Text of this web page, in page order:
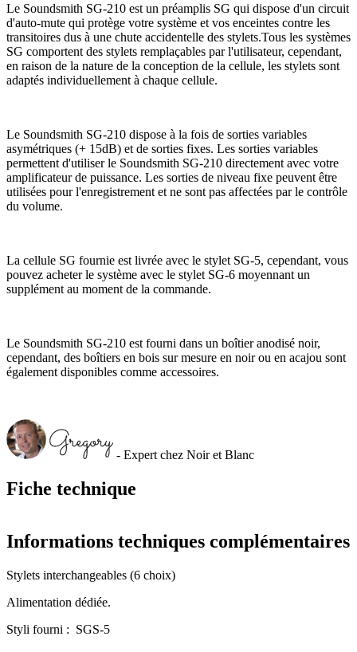
Fiche technique
Informations techniques complémentaires
Stylets interchangeables (6 choix)
Alimentation dédiée.
Styli fourni : SGS-5
Le Soundsmith SG-210 est un préamplis SG qui dispose d'un circuit
d'auto-mute qui protège votre système et vos enceintes contre les
transitoires dus à une chute accidentelle des stylets.Tous les systèmes
SG comportent des stylets remplaçables par l'utilisateur, cependant,
en raison de la nature de la conception de la cellule, les stylets sont
adaptés individuellement à chaque cellule.
Le Soundsmith SG-210 dispose à la fois de sorties variables
asymétriques (+ 15dB) et de sorties fixes. Les sorties variables
permettent d'utiliser le Soundsmith SG-210 directement avec votre
amplificateur de puissance. Les sorties de niveau fixe peuvent être
utilisées pour l'enregistrement et ne sont pas affectées par le contrôle
du volume.
La cellule SG fournie est livrée avec le stylet SG-5, cependant, vous
pouvez acheter le système avec le stylet SG-6 moyennant un
supplément au moment de la commande.
Le Soundsmith SG-210 est fourni dans un boîtier anodisé noir,
cependant, des boîtiers en bois sur mesure en noir ou en acajou sont
également disponibles comme accessoires.
- Expert chez Noir et Blanc